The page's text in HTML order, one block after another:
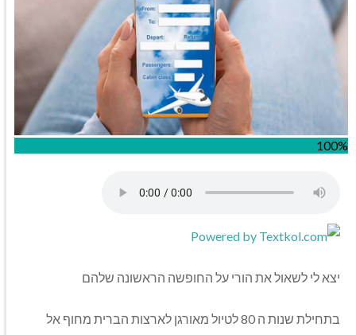
100%
יצא לי לשאול את הורי על החופשה הראשונה שלהם
בתחילת שנות ה 80 לטיול מאורגן לארצות הברית מחוף אל